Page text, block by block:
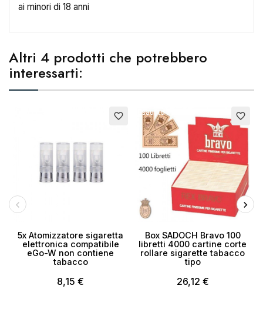
ai minori di 18 anni
Altri 4 prodotti che potrebbero
interessarti:
favorite_border
5x Atomizzatore sigaretta
elettronica compatibile
eGo-W non contiene
tabacco
8,15 €
Esaurito favorite_border
Box SADOCH Bravo 100
libretti 4000 cartine corte
rollare sigarette tabacco
tipo
26,12 €